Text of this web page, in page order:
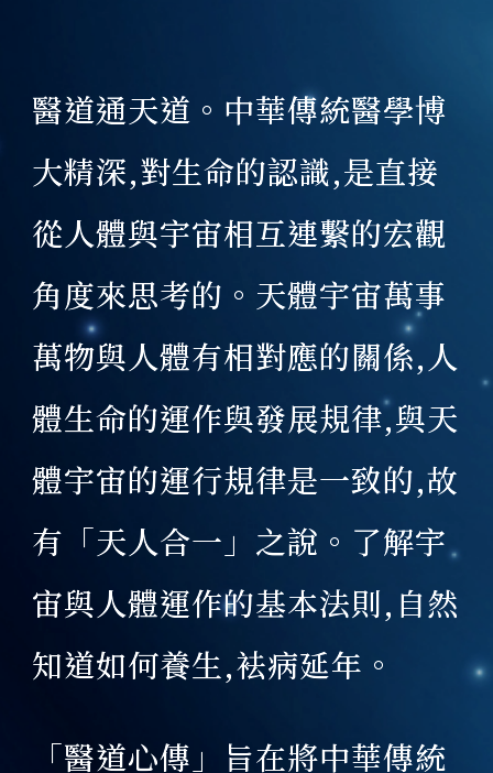
醫道通天道。中華傳統醫學博
大精深,對生命的認識,是直接
從人體與宇宙相互連繫的宏觀
角度來思考的。天體宇宙萬事
萬物與人體有相對應的關係,人
體生命的運作與發展規律,與天
體宇宙的運行規律是一致的,故
有「天人合一」之說。了解宇
宙與人體運作的基本法則,自然
知道如何養生,袪病延年。
「醫道心傳」旨在將中華傳統